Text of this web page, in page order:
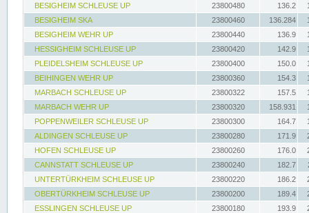
BESIGHEIM SCHLEUSE UP
23800480 136.2
BESIGHEIM SKA
23800460 136.284
BESIGHEIM WEHR UP
23800440 136.9
HESSIGHEIM SCHLEUSE UP
23800420 142.9
PLEIDELSHEIM SCHLEUSE UP
23800400 150.0
BEIHINGEN WEHR UP
23800360 154.3
MARBACH SCHLEUSE UP
23800322 157.5
MARBACH WEHR UP
23800320 158.931
POPPENWEILER SCHLEUSE UP
23800300 164.7
ALDINGEN SCHLEUSE UP
23800280 171.9
HOFEN SCHLEUSE UP
23800260 176.0
CANNSTATT SCHLEUSE UP
23800240 182.7
UNTERTÜRKHEIM SCHLEUSE UP
23800220 186.2
OBERTÜRKHEIM SCHLEUSE UP
23800200 189.4
ESSLINGEN SCHLEUSE UP
23800180 193.9